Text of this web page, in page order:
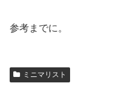
参考までに。
ミニマリスト